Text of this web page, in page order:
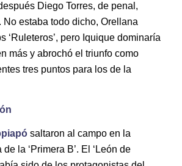
Diego Torres, de penal,
No estaba todo dicho, Orellana
‘Ruleteros’, pero Iquique dominaría
más y abrochó el triunfo como
tres puntos para los de la
saltaron al campo en la
la ‘Primera B’. El ‘León de